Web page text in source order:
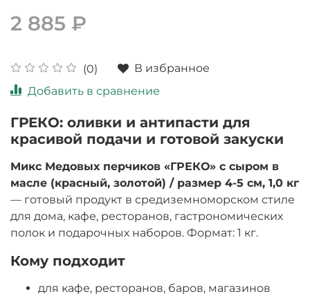
(0)
В избранное
Добавить в сравнение
2 885 ₽
ГРЕКО: оливки и антипасти для
красивой подачи и готовой закуски
Микс Медовых перчиков «ГРЕКО» с сыром в
масле (красный, золотой) / размер 4-5 см, 1,0 кг
— готовый продукт в средиземноморском стиле
для дома, кафе, ресторанов, гастрономических
полок и подарочных наборов. Формат: 1 кг.
Кому подходит
для кафе, ресторанов, баров, магазинов